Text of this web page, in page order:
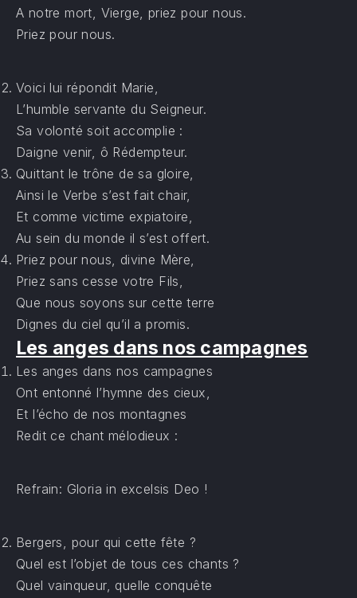
A notre mort, Vierge, priez pour nous.
Priez pour nous.
Voici lui répondit Marie,
L’humble servante du Seigneur.
Sa volonté soit accomplie :
Daigne venir, ô Rédempteur.
Quittant le trône de sa gloire,
Ainsi le Verbe s’est fait chair,
Et comme victime expiatoire,
Au sein du monde il s’est offert.
Priez pour nous, divine Mère,
Priez sans cesse votre Fils,
Que nous soyons sur cette terre
Dignes du ciel qu’il a promis.
Les anges dans nos campagnes
Les anges dans nos campagnes
Ont entonné l’hymne des cieux,
Et l’écho de nos montagnes
Redit ce chant mélodieux :
Refrain: Gloria in excelsis Deo !
Bergers, pour qui cette fête ?
Quel est l’objet de tous ces chants ?
Quel vainqueur, quelle conquête